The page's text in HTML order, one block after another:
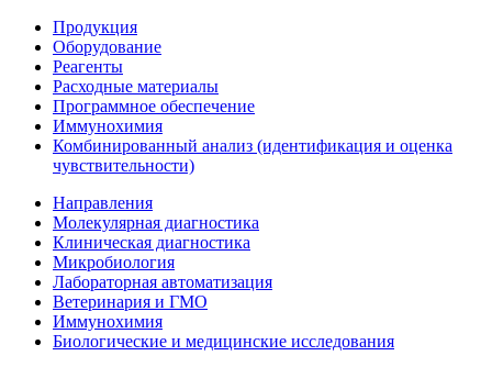
Продукция
Оборудование
Реагенты
Расходные материалы
Программное обеспечение
Иммунохимия
Комбинированный анализ (идентификация и оценка
чувствительности)
Направления
Молекулярная диагностика
Клиническая диагностика
Микробиология
Лабораторная автоматизация
Ветеринария и ГМО
Иммунохимия
Биологические и медицинские исследования